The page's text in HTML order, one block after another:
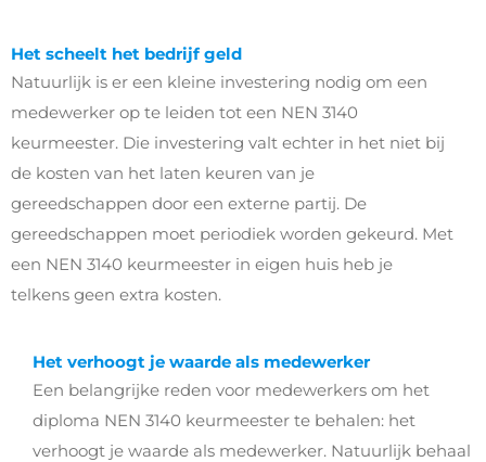
Het scheelt het bedrijf geld
Natuurlijk is er een kleine investering nodig om een
medewerker op te leiden tot een NEN 3140
keurmeester. Die investering valt echter in het niet bij
de kosten van het laten keuren van je
gereedschappen door een externe partij. De
gereedschappen moet periodiek worden gekeurd. Met
een NEN 3140 keurmeester in eigen huis heb je
telkens geen extra kosten.
Het verhoogt je waarde als medewerker
Een belangrijke reden voor medewerkers om het
diploma NEN 3140 keurmeester te behalen: het
verhoogt je waarde als medewerker. Natuurlijk behaal